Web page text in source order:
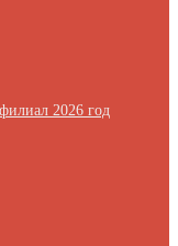
2026 год